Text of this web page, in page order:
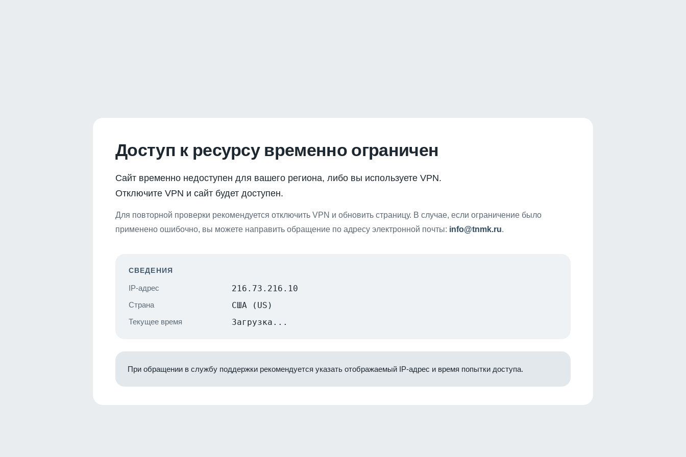
Доступ к ресурсу временно ограничен
Сайт временно недоступен для вашего региона, либо вы используете VPN.
Отключите VPN и сайт будет доступен.
Для повторной проверки рекомендуется отключить VPN и обновить страницу. В случае, если ограничение было
применено ошибочно, вы можете направить обращение по адресу электронной почты: info@tnmk.ru.
СВЕДЕНИЯ
IP-адрес 216.73.216.10
Страна США (US)
Текущее время Загрузка...
При обращении в службу поддержки рекомендуется указать отображаемый IP-адрес и время попытки доступа.